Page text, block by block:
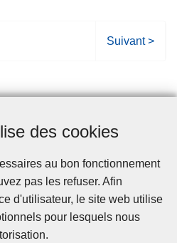
des cookies
au bon fonctionnement
pas les refuser. Afin
d'utilisateur, le site web utilise
pour lesquels nous
P
e
u
v
a
n
t
Suivant >